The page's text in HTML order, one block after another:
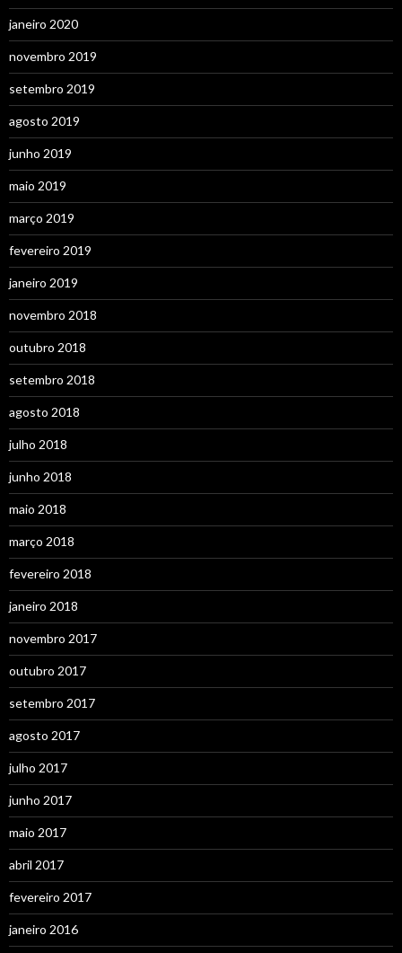
janeiro 2020
novembro 2019
setembro 2019
agosto 2019
junho 2019
maio 2019
março 2019
fevereiro 2019
janeiro 2019
novembro 2018
outubro 2018
setembro 2018
agosto 2018
julho 2018
junho 2018
maio 2018
março 2018
fevereiro 2018
janeiro 2018
novembro 2017
outubro 2017
setembro 2017
agosto 2017
julho 2017
junho 2017
maio 2017
abril 2017
fevereiro 2017
janeiro 2016